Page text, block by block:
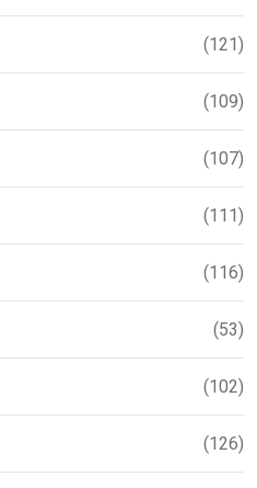
(121)
(109)
(107)
(111)
(116)
(53)
(102)
(126)